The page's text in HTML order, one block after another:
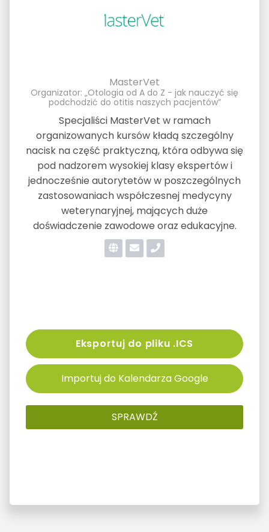
MasterVet
Organizator: „Otologia od A do Z - jak nauczyć się
podchodzić do otitis naszych pacjentów”
Specjaliści MasterVet w ramach
organizowanych kursów kładą szczególny
nacisk na część praktyczną, która odbywa się
pod nadzorem wysokiej klasy ekspertów i
jednocześnie autorytetów w poszczególnych
zastosowaniach współczesnej medycyny
weterynaryjnej, mających duże
doświadczenie zawodowe oraz edukacyjne.
Eksportuj do pliku .ICS
Importuj do Kalendarza Google
SPRAWDŹ